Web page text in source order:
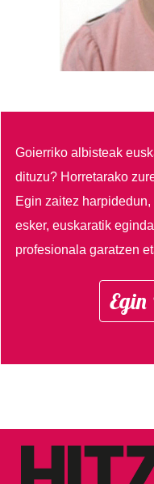
Goierriko albisteak
dituzu? Horretarako
Egin zaitez
esker, euskaratik
profesionala garatzen